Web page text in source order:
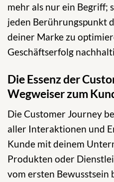
mehr als nur ein Begriff;
jeden Berührungspunkt
deiner Marke zu
Geschäftserfolg
Die Essenz der
Wegweiser zum
Die Customer Journey
aller Interaktionen und
Kunde mit deinem
Produkten oder
vom ersten Bewusstsein